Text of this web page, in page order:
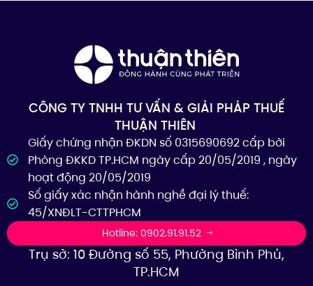
CÔNG TY TNHH TƯ VẤN & GIẢI PHÁP THUẾ
THUẬN THIÊN
Giấy chứng nhận ĐKDN số 0315690692 cấp bởi
Phòng ĐKKD TP.HCM ngày cấp 20/05/2019 , ngày
hoạt động 20/05/2019
Số giấy xác nhận hành nghề đại lý thuế:
45/XNĐLT-CTTPHCM
Hotline: 0902.91.91.52
Trụ sở: 10 Đường số 55, Phường Bình Phú,
TP.HCM